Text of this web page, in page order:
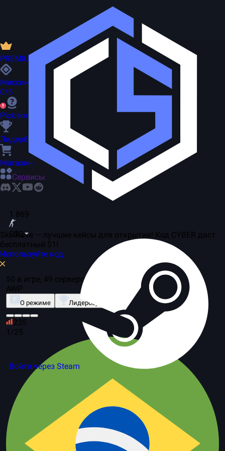
1 869
CS2
Войти через Steam
PREMIUM
Миссии
0/5
Pick'em
Лидерборд
Магазин
Сервисы
SkinRave — лучшие кейсы для открытия! Код CYBER даст
бесплатный $1!
Используйте код
50 в игре, 49 серверов
AWP
О режиме Лидерборд
235
1/25